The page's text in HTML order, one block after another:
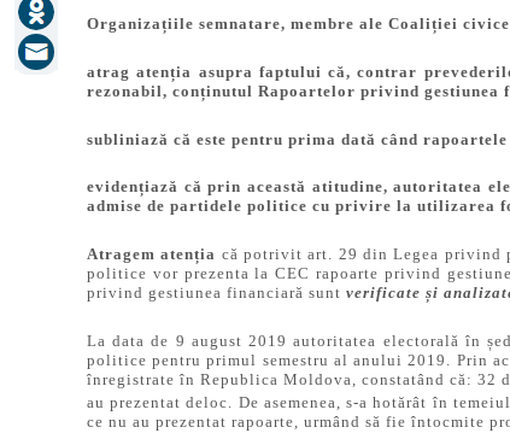
Organizațiile semnatare, membre ale Coaliției
atrag atenția asupra faptului că, contrar
rezonabil, conținutul Rapoartelor privind gestiunea
subliniază că este pentru prima dată când
evidențiază că prin această atitudine, autoritatea
admise de partidele politice cu privire la utilizarea
Atragem atenția că potrivit art. 29 din Legea privind
politice vor prezenta la CEC rapoarte privind
privind gestiunea financiară sunt verificate și
La data de 9 august 2019 autoritatea electorală în
politice pentru primul semestru al anului 2019. Prin
înregistrate în Republica Moldova, constatând că:
au prezentat deloc. De asemenea, s-a hotărât în
ce nu au prezentat rapoarte, urmând să fie întocmite